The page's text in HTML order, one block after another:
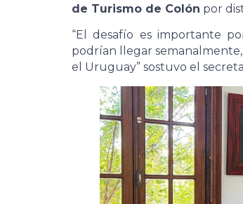
de Turismo de Colón por
“El desafío es importante
podrían llegar
el Uruguay” sostuvo el